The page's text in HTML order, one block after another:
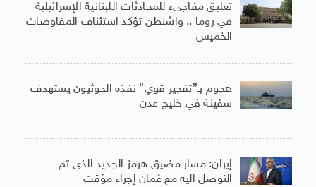
تعليق مفاجىء للمحادثات اللبنانية الإسرائيلية
في روما .. واشنطن تؤكد استئناف المفاوضات
الخميس
هجوم بـ”تفجير قوي” نفذه الحوثيون يستهدف
سفينة في خليج عدن
إيران: مسار مضيق هرمز الجديد الذى تم
التوصل اليه مع عُمان إجراء مؤقت